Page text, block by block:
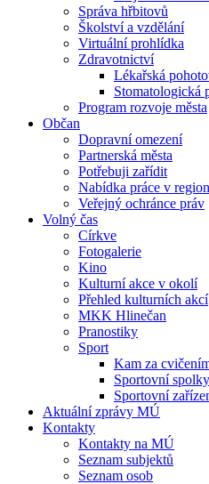
Správa hřbitovů
Školství a vzdělání
Virtuální prohlídka
Zdravotnictví
Lékařská
Stomatologická
Program rozvoje města
Občan
Dopravní omezení
Partnerská města
Potřebuji zařídit
Nabídka práce v
Veřejný ochránce práv
Volný čas
Církve
Fotogalerie
Kino
Kulturní akce v okolí
Přehled kulturních akcí
MKK Hlinečan
Pranostiky
Sport
Kam za
Sportovní spolky
Sportovní
Aktuální zprávy MÚ
Kontakty
Kontakty na MÚ
Seznam subjektů
Seznam osob